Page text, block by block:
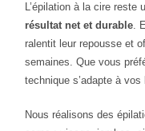
L’épilation à la cire reste
résultat net et durable.
ralentit leur repousse et
semaines. Que vous
technique s’adapte à vos
Nous réalisons des